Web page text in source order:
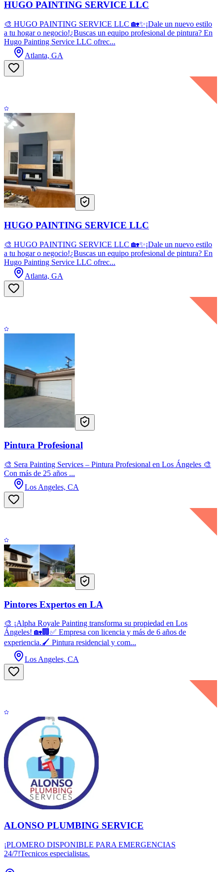
HUGO PAINTING SERVICE LLC
🎨 HUGO PAINTING SERVICE LLC 🏡✨¡Dale un nuevo estilo
a tu hogar o negocio!¿Buscas un equipo profesional de pintura? En
Hugo Painting Service LLC ofrec...
Atlanta, GA
HUGO PAINTING SERVICE LLC
🎨 HUGO PAINTING SERVICE LLC 🏡✨¡Dale un nuevo estilo
a tu hogar o negocio!¿Buscas un equipo profesional de pintura? En
Hugo Painting Service LLC ofrec...
Atlanta, GA
Pintura Profesional
🎨 Sera Painting Services – Pintura Profesional en Los Ángeles 🎨
Con más de 25 años ...
Los Angeles, CA
Pintores Expertos en LA
🎨 ¡Alpha Royale Painting transforma su propiedad en Los
Ángeles! 🏡🏢✅ Empresa con licencia y más de 6 años de
experiencia.🖌️ Pintura residencial y com...
Los Angeles, CA
ALONSO PLUMBING SERVICE
¡PLOMERO DISPONIBLE PARA EMERGENCIAS
24/7!Tecnicos especialistas.